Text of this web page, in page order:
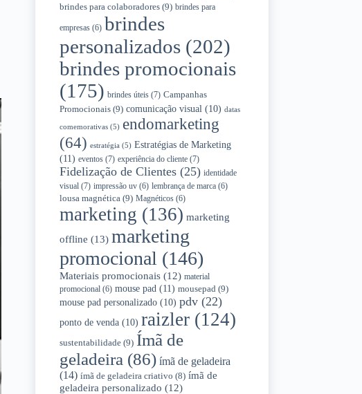
brindes para colaboradores(9) brindes para
empresas(6) brindes
personalizados(202)
brindes promocionais
(175) brindes úteis(7) Campanhas
Promocionais(9) comunicação visual (10) datas
comemorativas(5) endomarketing
(64) estratégia (5) Estratégias de Marketing
(11) eventos(7) experiência do cliente(7)
Fidelização de Clientes(25) identidade
visual(7) impressão uv(6) lembrança de marca(6)
lousa magnética (9) Magnéticos(6)
marketing (136) marketing
offline (13) marketing
promocional (146)
Materiais promocionais(12) material
promocional (6) mouse pad (11) mousepad (9)
mouse pad personalizado(10) pdv(22)
ponto de venda(10) raizler(124)
sustentabilidade(9) Ímã de
geladeira (86) ímã de geladeira
(14) ímã de geladeira criativo (8) ímã de
geladeira personalizado (12)